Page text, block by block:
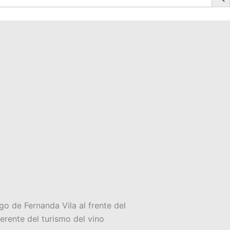
de Fernanda Vila al frente del
del turismo del vino